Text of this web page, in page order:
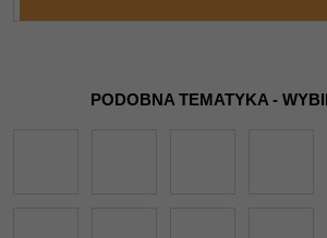
PODOBNA TEMATYKA -